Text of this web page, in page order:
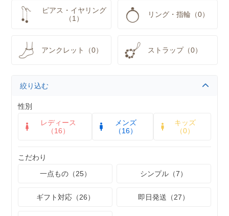
ピアス・イヤリング
（1）
リング・指輪（0）
アンクレット（0） ストラップ（0）
絞り込む
性別
レディース
（16）
メンズ
（16）
キッズ
（0）
こだわり
一点もの（25）
シンプル（7）
ギフト対応（26） 即日発送（27）